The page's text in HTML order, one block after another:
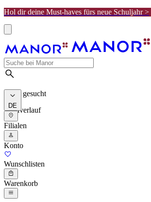
Hol dir deine Must-haves fürs neue Schuljahr >
Meist gesucht
Suchverlauf
DE
Filialen
Konto
Wunschlisten
Warenkorb